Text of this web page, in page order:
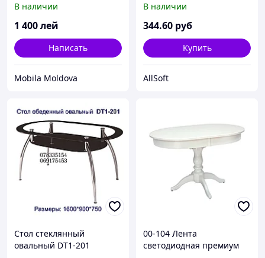
В наличии
1 400лей
Написать
Mobila Moldova
режимов, 100 ламп,
черный шнур, RGB
В наличии
344.60 руб
Купить
AllSoft
Стол стеклянный
овальный DT1-201
00-104 Лента
светодиодная премиум